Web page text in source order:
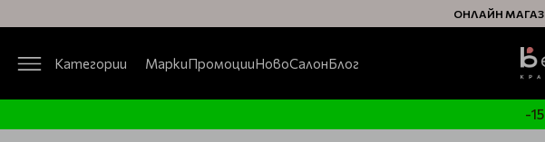
ОНЛАЙН
Категории МаркиПромоцииНовоСалонБлог
-